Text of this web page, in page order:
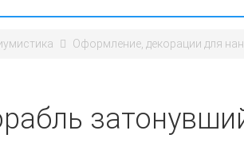
Оформление, декорации для